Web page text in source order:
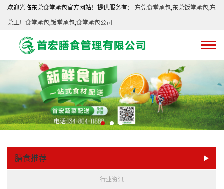
欢迎光临东莞食堂承包官方网站！提供服务有： 东莞食堂承包,东莞饭堂承包,东
莞工厂食堂承包,饭堂承包,食堂承包公司
膳食推荐
行业资讯